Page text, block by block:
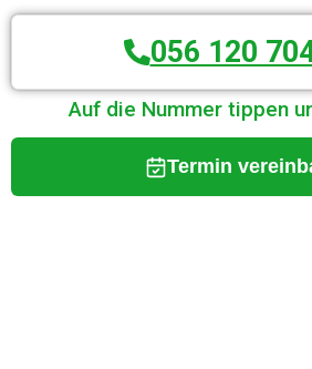
056 120
Auf die Nummer tippen
Termin